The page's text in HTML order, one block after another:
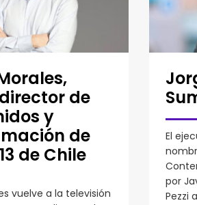
de
y
de
de Chile
vuelve a la televisión
El
por
Pezzi